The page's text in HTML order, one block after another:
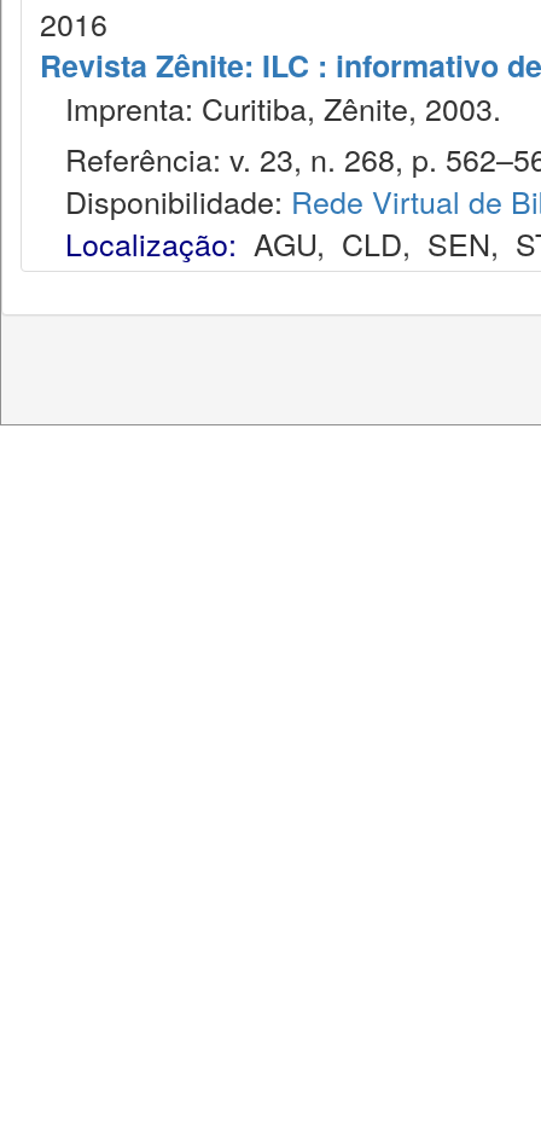
2016
Revista Zênite: ILC : informativo
Imprenta: Curitiba, Zênite, 2003.
Referência: v. 23, n. 268, p.
Disponibilidade: Rede Virtual de
Localização: AGU, CLD, SEN,